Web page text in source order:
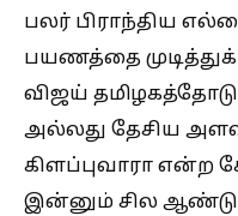
பலர் பிராந்திய
பயணத்தை
விஜய் தமிழகத்தோடு
அல்லது தேசிய
கிளப்புவாரா என்ற
இன்னும் சில